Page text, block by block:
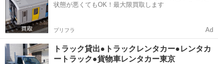
状態が悪くてもOK！最大限買取します
プリフラ Ad
トラック貸出●トラックレンタカー●レンタカ
ートラック●貨物車レンタカー東京